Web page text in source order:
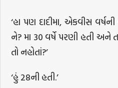
‘હા પણ દાદીમા, એકવીસ
ને? મા 30 વર્ષે પરણી હતી અને
તો નહોતાં?’
‘હું 28ની હતી.’